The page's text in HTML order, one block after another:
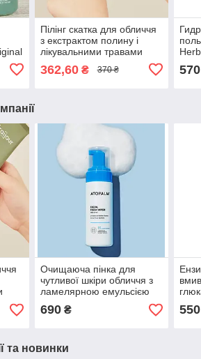
Пілінг скатка для обличчя
з екстрактом полину і
лікувальними травами
Wormwood Peeling Gel
362,60₴ 370 ₴ 570
Очищаюча пінка для
чутливої шкіри обличчя з
ламелярною емульсією
MLE Atopalm Facial Foam
Wash 150 мл
690₴ 550
та новинки